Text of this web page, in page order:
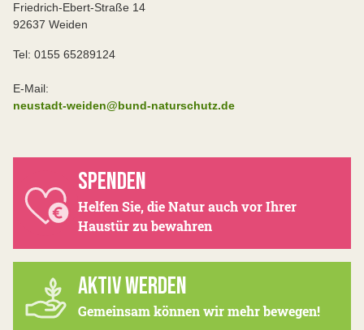
Friedrich-Ebert-Straße 14
92637 Weiden
Tel: 0155 65289124
E-Mail:
neustadt-weiden@bund-naturschutz.de
SPENDEN
Helfen Sie, die Natur auch vor Ihrer
Haustür zu bewahren
AKTIV WERDEN
Gemeinsam können wir mehr bewegen!